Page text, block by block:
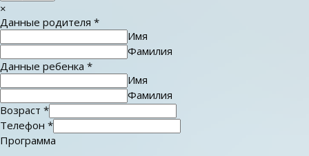
×
Данные родителя *
Имя
Фамилия
Данные ребенка *
Имя
Фамилия
Возраст *
Телефон *
Программа